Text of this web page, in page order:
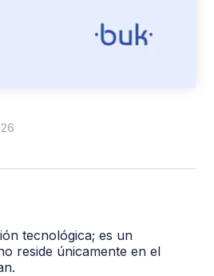
tecnológica; es un
reside únicamente en el